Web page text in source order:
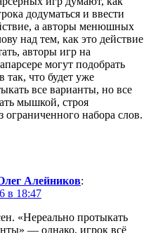
додуматься и ввести
а авторы менюшных
над тем, как это действие
авторы игр на
могут подобрать
так, что будет уже
все варианты, но все
мышкой, строя
ограниченного набора слов.
Алейников:
в 18:47
«Нереально протыкать
— однако, игрок всё